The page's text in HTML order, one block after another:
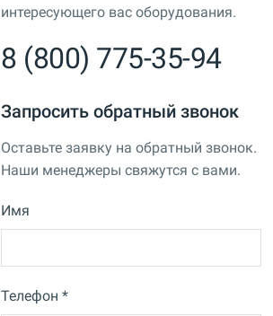
интересующего вас оборудования.
8 (800) 775-35-94
Запросить обратный звонок
Оставьте заявку на обратный звонок.
Наши менеджеры свяжутся с вами.
Имя
Телефон *